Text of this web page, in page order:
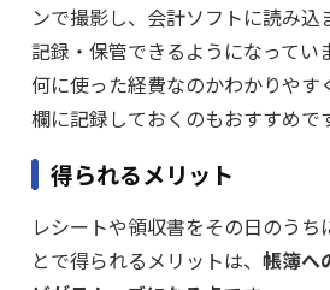
ンで撮影し、会計ソフトに読み込
記録・保管できるようになってい
何に使った経費なのかわかりやす
欄に記録しておくのもおすすめで
得られるメリット
レシートや領収書をその日のうち
とで得られるメリットは、 帳簿へ